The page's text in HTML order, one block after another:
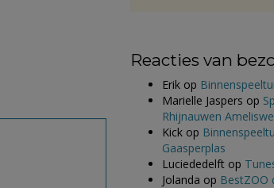
Reacties van
Erik op
Marielle Jaspers op
Rhijnauwen
Kick op
Gaasperplas
Luciededelft op
Jolanda op BestZOO